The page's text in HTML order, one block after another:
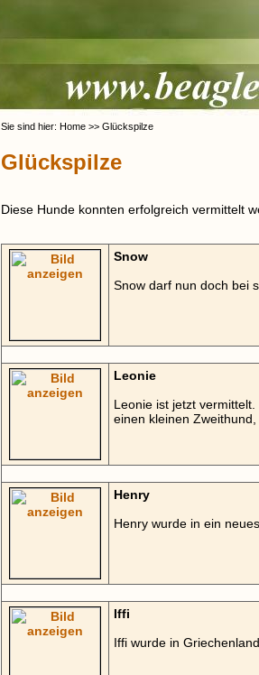
Sie sind hier: Home >> Glückspilze
Glückspilze
Diese Hunde konnten erfolgreich vermittelt
Snow
Snow darf nun doch bei
Leonie
Leonie ist jetzt
einen kleinen
Henry
Henry wurde in ein
Iffi
Iffi wurde in